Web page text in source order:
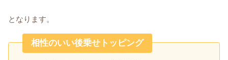
となります。
相性のいい後乗せトッピング